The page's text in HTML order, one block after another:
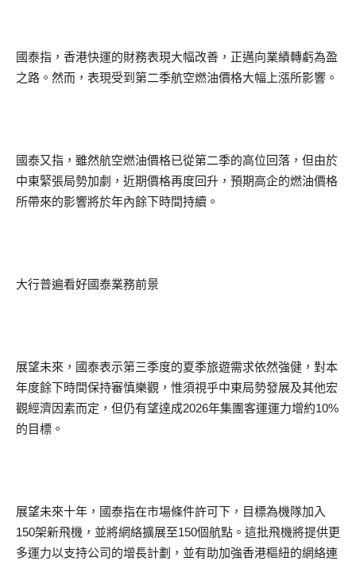
國泰指，香港快運的財務表現大幅改善，正邁向業績轉虧為盈
之路。然而，表現受到第二季航空燃油價格大幅上漲所影響。
國泰又指，雖然航空燃油價格已從第二季的高位回落，但由於
中東緊張局勢加劇，近期價格再度回升，預期高企的燃油價格
所帶來的影響將於年內餘下時間持續。
大行普遍看好國泰業務前景
展望未來，國泰表示第三季度的夏季旅遊需求依然強健，對本
年度餘下時間保持審慎樂觀，惟須視乎中東局勢發展及其他宏
觀經濟因素而定，但仍有望達成2026年集團客運運力增約10%
的目標。
展望未來十年，國泰指在市場條件許可下，目標為機隊加入
150架新飛機，並將網絡擴展至150個航點。這批飛機將提供更
多運力以支持公司的增長計劃，並有助加強香港樞紐的網絡連